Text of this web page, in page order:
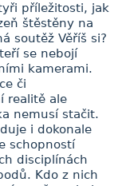
příležitosti, jak
štěstěny na
soutěž Věříš si?
se nebojí
kamerami.
či
realitě ale
nemusí stačit.
i dokonale
schopností
disciplínách
Kdo z nich